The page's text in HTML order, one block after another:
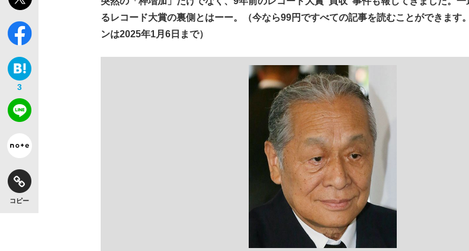
3
コピー
るレコード大賞の裏側とはーー。（今なら99円ですべての記事を読むことができます
ンは2025年1月6日まで）